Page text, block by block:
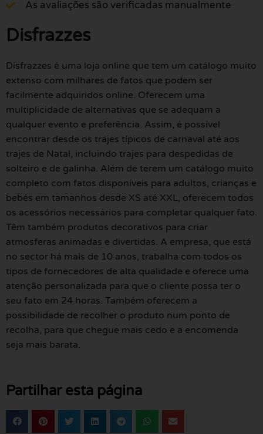
As avaliações são verificadas manualmente
Disfrazzes
Disfrazzes é uma loja online que tem um catálogo muito
extenso com milhares de fatos que podem ser
facilmente adquiridos online. Oferecem uma
multiplicidade de alternativas que se adequam a
qualquer evento e preferência. Assim, é possível
encontrar desde os trajes típicos de carnaval até aos
trajes de Natal, incluindo trajes para despedidas de
solteiro e de galinha. Além de terem um catálogo muito
completo com fatos disponíveis para adultos, crianças e
bebés em tamanhos desde XS até XXL, oferecem todos
os acessórios necessários para completar qualquer fato.
Têm também produtos decorativos para criar
atmosferas animadas e divertidas. A empresa, que está
no sector há mais de 10 anos, trabalha com todos os
tipos de fornecedores de alta qualidade e oferece uma
atenção personalizada para que o cliente possa ter o
seu fato em 24 horas. Também oferecem a
possibilidade de recolher o produto num ponto de
recolha, para que chegue mais cedo e a encomenda
seja mais barata.
Partilhar esta página